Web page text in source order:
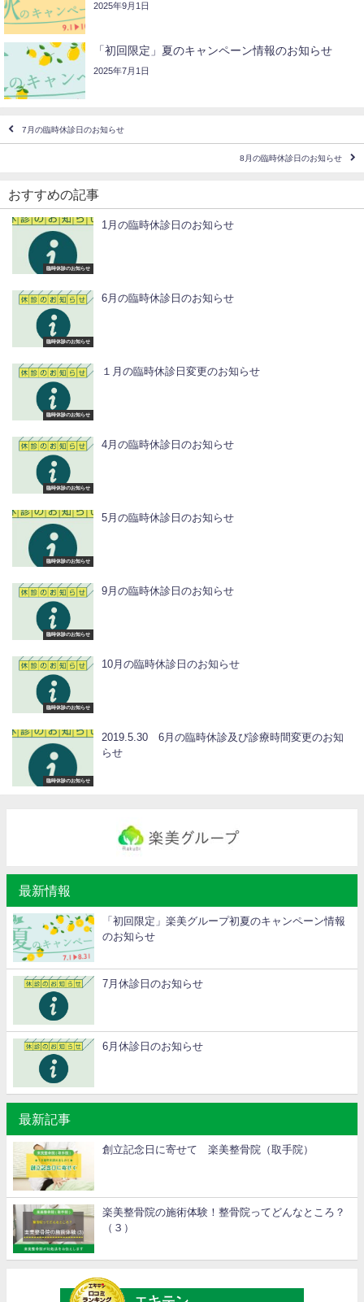
2025年9月1日
「初回限定」夏のキャンペーン情報のお知らせ
2025年7月1日
7月の臨時休診日のお知らせ
8月の臨時休診日のお知らせ
おすすめの記事
臨時休診のお知らせ
1月の臨時休診日のお知らせ
臨時休診のお知らせ
6月の臨時休診日のお知らせ
臨時休診のお知らせ
１月の臨時休診日変更のお知らせ
臨時休診のお知らせ
4月の臨時休診日のお知らせ
臨時休診のお知らせ
5月の臨時休診日のお知らせ
臨時休診のお知らせ
9月の臨時休診日のお知らせ
臨時休診のお知らせ
10月の臨時休診日のお知らせ
臨時休診のお知らせ
2019.5.30 6月の臨時休診及び診療時間変更のお知
らせ
最新情報
「初回限定」楽美グループ初夏のキャンペーン情報
のお知らせ
7月休診日のお知らせ
6月休診日のお知らせ
最新記事
創立記念日に寄せて 楽美整骨院（取手院）
楽美整骨院の施術体験！整骨院ってどんなところ？
（３）